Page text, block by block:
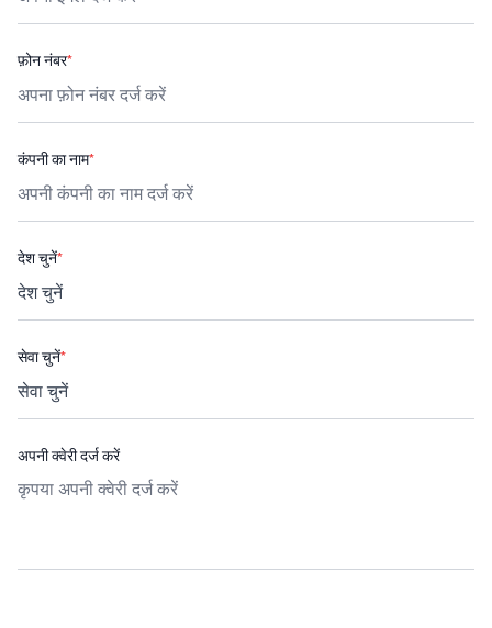
फ़ोन नंबर*
कंपनी का नाम*
देश चुनें*
सेवा चुनें*
अपनी क्वेरी दर्ज करें